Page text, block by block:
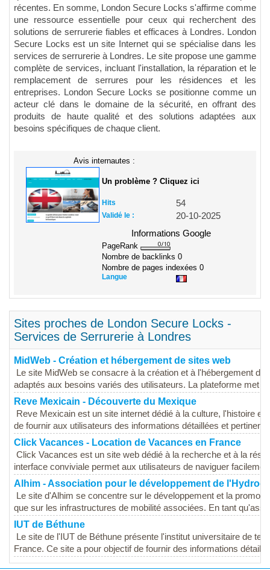
récentes. En somme, London Secure Locks s'affirme comme
une ressource essentielle pour ceux qui recherchent des
solutions de serrurerie fiables et efficaces à Londres. London
Secure Locks est un site Internet qui se spécialise dans les
services de serrurerie à Londres. Le site propose une gamme
complète de services, incluant l'installation, la réparation et le
remplacement de serrures pour les résidences et les
entreprises. London Secure Locks se positionne comme un
acteur clé dans le domaine de la sécurité, en offrant des
produits de haute qualité et des solutions adaptées aux
besoins spécifiques de chaque client.
Avis internautes :
Un problème ? Cliquez ici
Hits 54
Validé le :
20-10-2025
Informations Google
PageRank
Nombre de backlinks 0
Nombre de pages indexées 0
Langue
Sites proches de London Secure Locks -
Services de Serrurerie à Londres
MidWeb - Création et hébergement de sites web
Le site MidWeb se consacre à la création et à l'hébergement
adaptés aux besoins variés des utilisateurs. La plateforme met
Reve Mexicain - Découverte du Mexique
Reve Mexicain est un site internet dédié à la culture, l'histoire
de fournir aux utilisateurs des informations détaillées et
Click Vacances - Location de Vacances en France
Click Vacances est un site web dédié à la recherche et à la
interface conviviale permet aux utilisateurs de naviguer
Alhim - Association pour le développement de
Le site d'Alhim se concentre sur le développement et la
que sur les infrastructures de mobilité associées. En tant
IUT de Béthune
Le site de l'IUT de Béthune présente l'institut universitaire de
France. Ce site a pour objectif de fournir des informations